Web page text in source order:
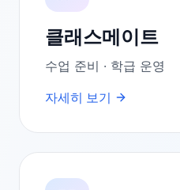
클래스메이트
수업 준비 · 학급 운영
자세히 보기